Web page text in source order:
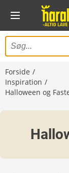
Forside
Inspiration
Halloween og